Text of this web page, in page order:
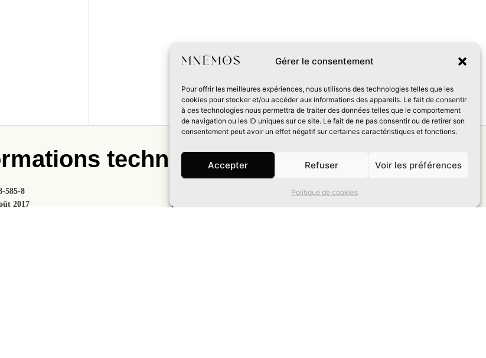
Gérer le consentement
Pour offrir les meilleures expériences, nous utilisons des technologies telles que les
cookies pour stocker et/ou accéder aux informations des appareils. Le fait de consentir
à ces technologies nous permettra de traiter des données telles que le comportement
de navigation ou les ID uniques sur ce site. Le fait de ne pas consentir ou de retirer son
consentement peut avoir un effet négatif sur certaines caractéristiques et fonctions.
Accepter Refuser Voir les préférences
Politique de cookies
techniques
585-8
2017 Collection :